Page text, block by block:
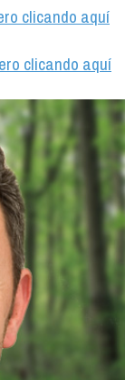
clicando aquí
clicando aquí